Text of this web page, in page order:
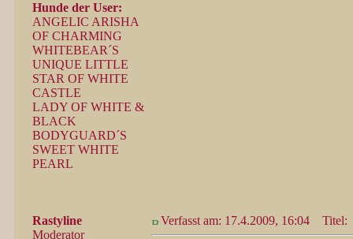
Hunde der User:
ANGELIC ARISHA
OF CHARMING
WHITEBEAR´S
UNIQUE LITTLE
STAR OF WHITE
CASTLE
LADY OF WHITE &
BLACK
BODYGUARD´S
SWEET WHITE
PEARL
Rastyline
Moderator
Verfasst am: 17.4.2009, 16:04 Titel: